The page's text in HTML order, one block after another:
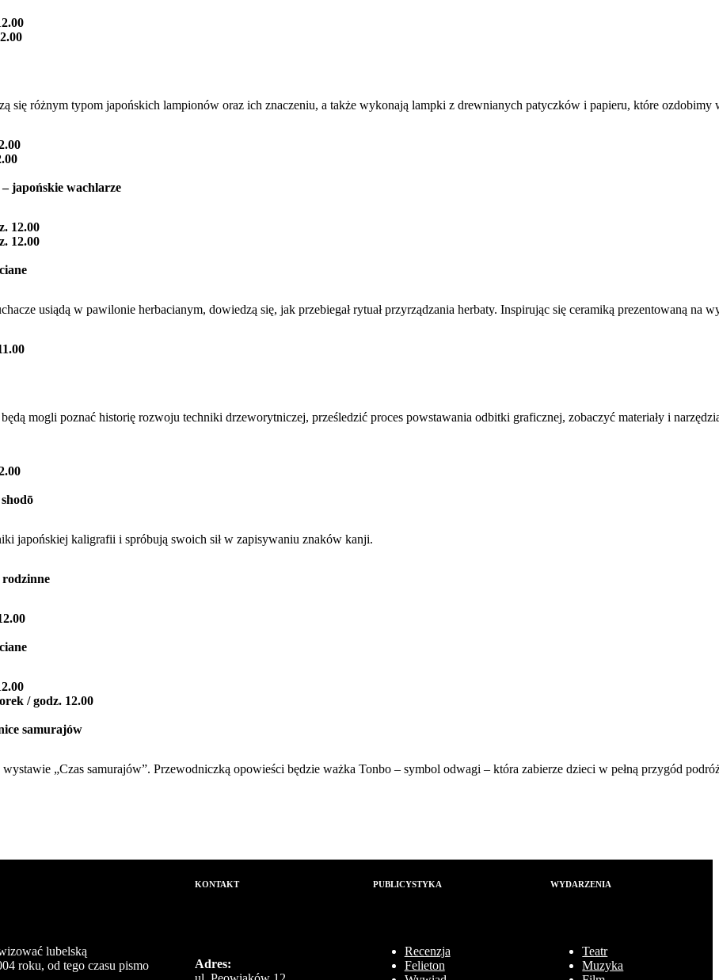
się różnym typom japońskich lampionów oraz ich znaczeniu, a także wykonają lampki z drewnianych patyczków i papieru, które
japońskie wachlarze
12.00
12.00
usiądą w pawilonie herbacianym, dowiedzą się, jak przebiegał rytuał przyrządzania herbaty. Inspirując się ceramiką prezentowaną na
mogli poznać historię rozwoju techniki drzeworytniczej, prześledzić proces powstawania odbitki graficznej, zobaczyć materiały i
japońskiej kaligrafii i spróbują swoich sił w zapisywaniu znaków kanji.
/ godz. 12.00
samurajów
„Czas samurajów”. Przewodniczką opowieści będzie ważka Tonbo – symbol odwagi – która zabierze dzieci w pełną przygód
lubelską
roku, od tego czasu pismo
KONTAKT
Adres:
PUBLICYSTYKA
Recenzja
Felieton
WYDARZENIA
Teatr
Muzyka